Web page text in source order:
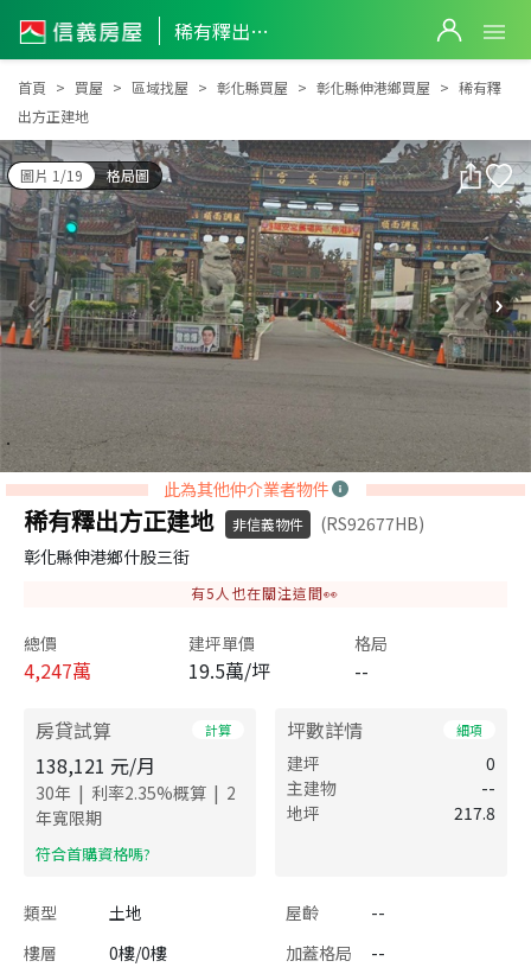
稀有釋出方正建地
稀有釋出方正建地
首頁 買屋 區域找屋 彰化縣買屋 彰化縣伸港鄉買屋
稀有釋
出方正建地
圖片 1/19 格局圖
此為其他仲介業者物件
稀有釋出方正建地 非信義物件
(RS92677HB)
彰化縣伸港鄉什股三街
有5 人也在關注這間👀
總價
4,247萬
建坪單價
19.5萬/坪
格局
--
房貸試算 計算
138,121 元/月
30年 | 利率2.35%概算 | 2
年寬限期
​符合首購資格嗎?
坪數詳情 細項
建坪
0
主建物
--
地坪
217.8
類型 土地 屋齡
--
樓層
0樓/0樓 加蓋格局
--